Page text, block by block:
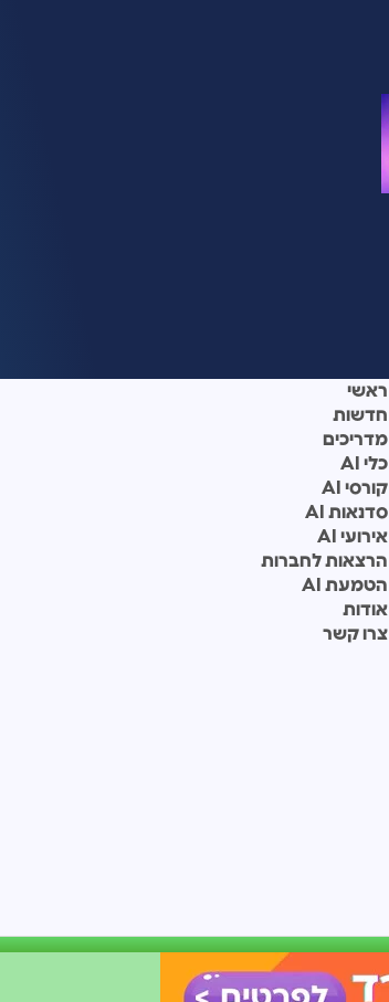
ראשי
חדשות
מדריכים
כלי AI
קורסי AI
סדנאות AI
אירועי AI
הרצאות לחברות
הטמעת AI
אודות
צרו קשר